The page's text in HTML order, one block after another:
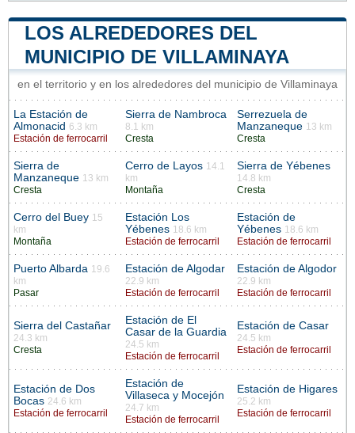
LOS ALREDEDORES DEL
MUNICIPIO DE VILLAMINAYA
en el territorio y en los alrededores del municipio de Villaminaya
La Estación de
Almonacid 6.3 km
Estación de ferrocarril
Sierra de Nambroca
8.1 km
Cresta
Serrezuela de
Manzaneque 13 km
Cresta
Sierra de
Manzaneque 13 km
Cresta
Cerro de Layos 14.1
km
Montaña
Sierra de Yébenes
14.8 km
Cresta
Cerro del Buey 15
km
Montaña
Estación Los
Yébenes 18.6 km
Estación de ferrocarril
Estación de
Yébenes 18.6 km
Estación de ferrocarril
Puerto Albarda 19.6
km
Pasar
Estación de Algodar
22.9 km
Estación de ferrocarril
Estación de Algodor
22.9 km
Estación de ferrocarril
Sierra del Castañar
24.3 km
Cresta
Estación de El
Casar de la Guardia
24.5 km
Estación de ferrocarril
Estación de Casar
24.5 km
Estación de ferrocarril
Estación de Dos
Bocas 24.6 km
Estación de ferrocarril
Estación de
Villaseca y Mocejón
24.7 km
Estación de ferrocarril
Estación de Higares
25.2 km
Estación de ferrocarril